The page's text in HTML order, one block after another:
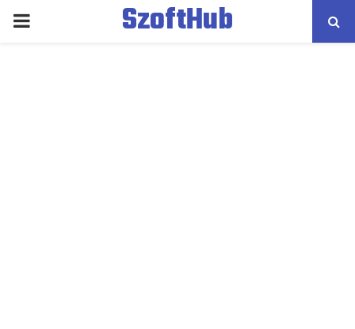
PRIMARY
SzoftHub